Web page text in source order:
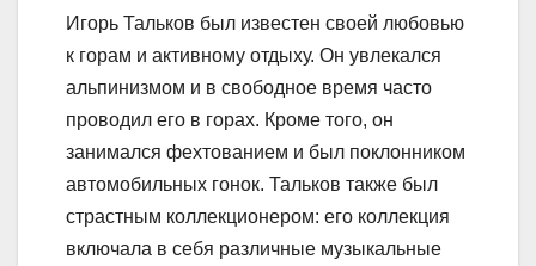
Игорь Тальков был известен своей любовью
к горам и активному отдыху. Он увлекался
альпинизмом и в свободное время часто
проводил его в горах. Кроме того, он
занимался фехтованием и был поклонником
автомобильных гонок. Тальков также был
страстным коллекционером: его коллекция
включала в себя различные музыкальные